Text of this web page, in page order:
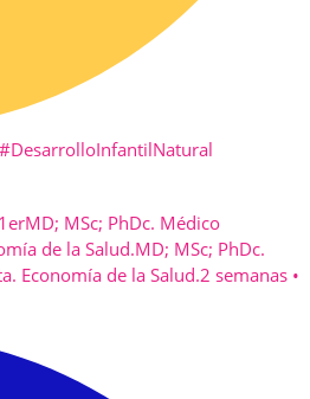
#DesarrolloInfantilNatural
MD; MSc; PhDc. Médico
de la Salud.MD; MSc; PhDc.
Economía de la Salud.2 semanas •